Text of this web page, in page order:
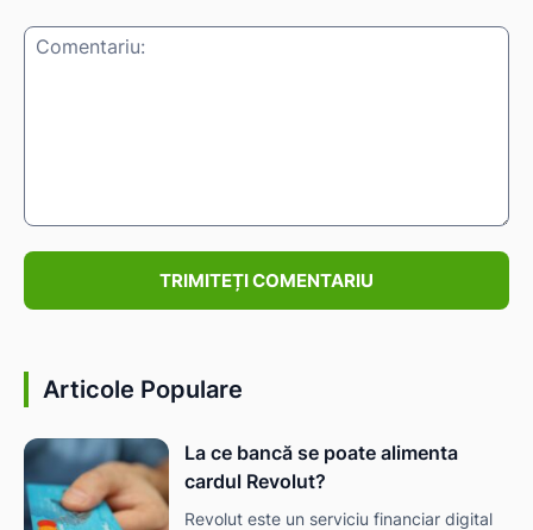
Articole Populare
La ce bancă se poate alimenta
cardul Revolut?
Revolut este un serviciu financiar digital